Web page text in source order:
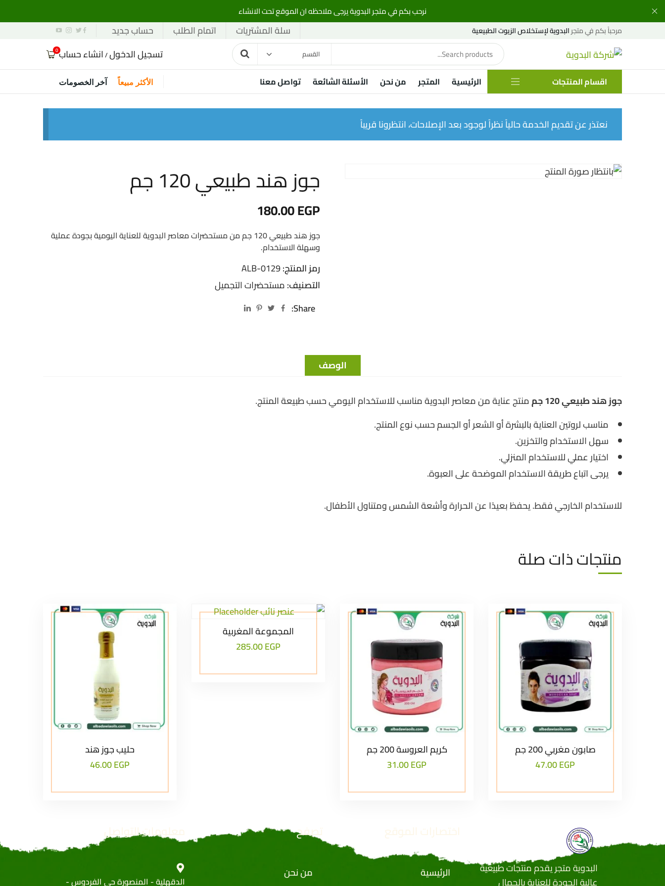
نرحب بكم في متجر البدوية يرجى ملاحظه ان الموقع تحت الانشاء
مرحباً بكم في متجرالبدوية لإستخلاص الزيوت الطبيعية سلة المشتريات اتمام الطلب حساب جديد
القسم تسجيل الدخول/انشاء حساب0
اقسام المنتجات الرئيسية المتجر من نحن الأسئلة الشائعة تواصل معنا الأكثر مبيعاً آخر الخصومات
نعتذر عن تقديم الخدمة حالياً نظراً لوجود بعد الإصلاحات، انتظرونا قريباً
جوز هند طبيعي 120 جم
180.00EGP
جوز هند طبيعي 120 جم من مستحضرات معاصر البدوية للعناية اليومية بجودة عملية
وسهلة الاستخدام.
رمز المنتج:ALB-0129
التصنيف:مستحضرات التجميل
Share:
الوصف
جوز هند طبيعي 120 جم
منتج عناية من معاصر البدوية مناسب للاستخدام اليومي حسب طبيعة المنتج.
مناسب لروتين العناية بالبشرة أو الشعر أو الجسم حسب نوع المنتج.
سهل الاستخدام والتخزين.
اختيار عملي للاستخدام المنزلي.
يرجى اتباع طريقة الاستخدام الموضحة على العبوة.
للاستخدام الخارجي فقط. يحفظ بعيدًا عن الحرارة وأشعة الشمس ومتناول الأطفال.
منتجات ذات صلة
صابون مغربي 200 جم
47.00EGP
كريم العروسة 200 جم
31.00EGP
المجموعة المغربية
285.00EGP
حليب جوز هند
46.00EGP
البدوية متجر يقدم منتجات طبيعية
عالية الجودة للعناية بالجمال
الرئيسية
تصفح
من نحن
معلومات التواصل
الدقهلية - المنصورة حي الفردوس -